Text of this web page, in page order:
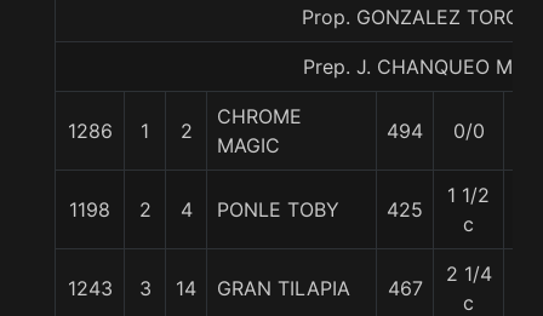
Prop. GONZALEZ TORO
Prep. J. CHANQUEO M.
1286 1 2
CHROME
MAGIC
494 0/0
1198 2 4 PONLE TOBY 425
1 1/2
c
1243 3 14 GRAN TILAPIA 467
2 1/4
c